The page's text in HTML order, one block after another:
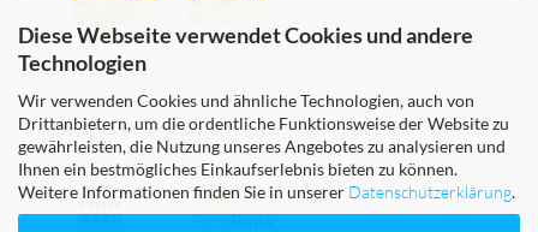
Diese Webseite verwendet Cookies und andere
Technologien
Wir verwenden Cookies und ähnliche Technologien, auch von
Drittanbietern, um die ordentliche Funktionsweise der Website zu
gewährleisten, die Nutzung unseres Angebotes zu analysieren und
Ihnen ein bestmögliches Einkaufserlebnis bieten zu können.
Weitere Informationen finden Sie in unserer Datenschutzerklärung.
FAIRE TEXTILIEN & FAIRES GELD